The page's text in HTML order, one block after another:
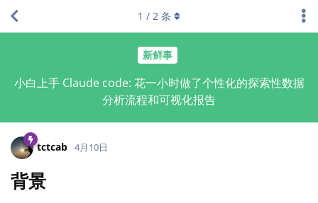
新鲜事
小白上手 Claude code: 花一小时做了个性化的探索性数据
分析流程和可视化报告
1 / 2 条
tctcab 4月10日
背景